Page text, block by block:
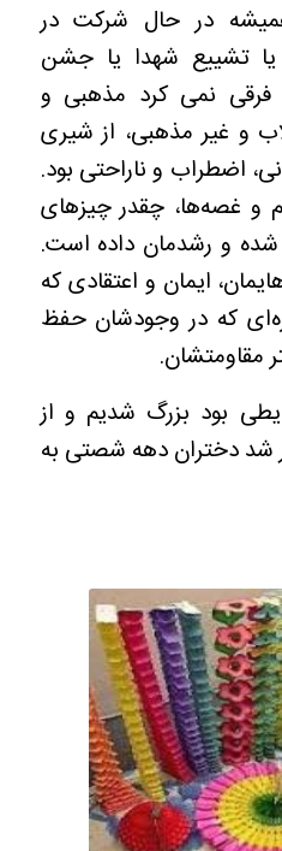
در حال شرکت در
یا تشییع شهدا یا جشن
فرقی نمی کرد مذهبی و
و غیر مذهبی، از شیری
اضطراب و ناراحتی بود.
غم و غصه‌ها، چقدر چیزهای
و رشدمان داده است.
ایمان و اعتقادی که
که در وجودشان حفظ
مقاومتشان.
بود بزرگ شدیم و از
بعد قرار شد دختران دهه شصتی به